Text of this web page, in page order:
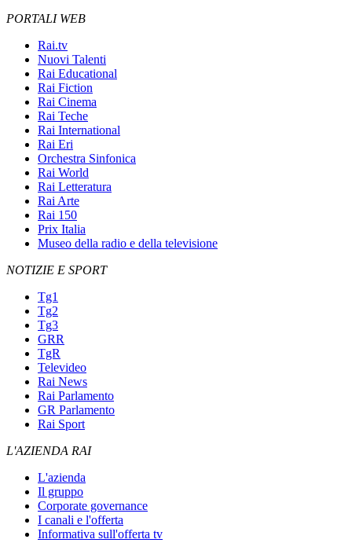
PORTALI WEB
Rai.tv
Nuovi Talenti
Rai Educational
Rai Fiction
Rai Cinema
Rai Teche
Rai International
Rai Eri
Orchestra Sinfonica
Rai World
Rai Letteratura
Rai Arte
Rai 150
Prix Italia
Museo della radio e della televisione
NOTIZIE E SPORT
Tg1
Tg2
Tg3
GRR
TgR
Televideo
Rai News
Rai Parlamento
GR Parlamento
Rai Sport
L'AZIENDA RAI
L'azienda
Il gruppo
Corporate governance
I canali e l'offerta
Informativa sull'offerta tv